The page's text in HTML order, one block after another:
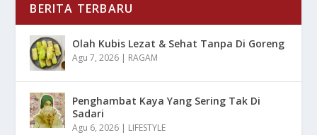
BERITA TERBARU
Olah Kubis Lezat & Sehat Tanpa Di Goreng
Agu 7, 2026 | RAGAM
Penghambat Kaya Yang Sering Tak Di
Sadari
Agu 6, 2026 | LIFESTYLE